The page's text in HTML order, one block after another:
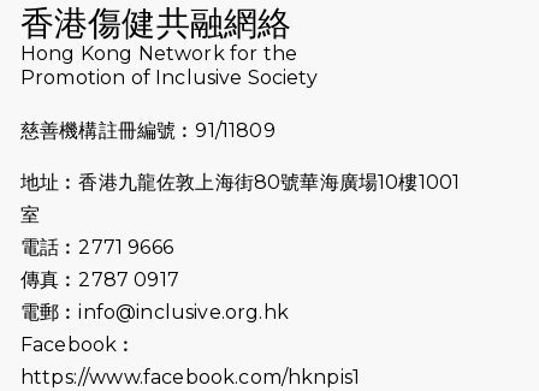
2026-07-10
【猛龍戈壁118公里分享暨香港傷健共
融網絡15周年晚宴】
2026-07-09
猛龍長跑隊恆常練習 - 7月9日（19:00
2026-07-02
2026-06-25
（19:00開始）
2026-06-18
猛龍長跑隊恆常練習 - 6月18日
香港傷健共融網絡
Hong Kong Network for the
Promotion of Inclusive Society
慈善機構註冊編號︰91/11809
地址︰香港九龍佐敦上海街80號華海廣場10樓1001
室
電話︰2771 9666
傳真︰2787 0917
電郵︰info@inclusive.org.hk
Facebook︰
https://www.facebook.com/hknpis1